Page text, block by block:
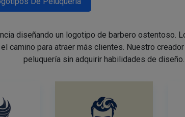
diseñando un logotipo de barbero ostentoso.
camino para atraer más clientes. Nuestro
peluquería sin adquirir habilidades de diseño.